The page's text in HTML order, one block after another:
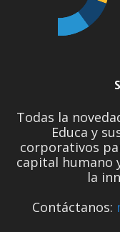
Todas la
Educa y
corporativos
capital humano
la
Contáctanos: